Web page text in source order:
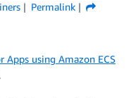
Permalink
Apps using Amazon ECS